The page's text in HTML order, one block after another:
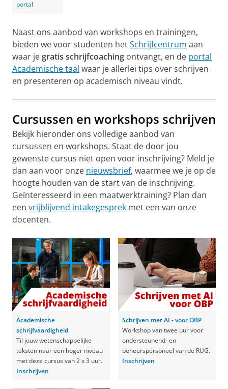
portal
Naast ons aanbod van workshops en trainingen,
bieden we voor studenten hetSchrijfcentrum aan
waar jegratis schrijfcoaching ontvangt, en de portal
Academische taal waar je allerlei tips over schrijven
en presenteren op academisch niveau vindt.
Cursussen en workshops schrijven
Bekijk hieronder ons volledige aanbod van
cursussen en workshops. Staat de door jou
gewenste cursus niet open voor inschrijving? Meld je
dan aan voor onze nieuwsbrief, waarmee we je op de
hoogte houden van de start van de inschrijving.
Geïnteresseerd in een maatwerktraining? Plan dan
een vrijblijvend intakegesprek met een van onze
docenten.
Academische
schrijfvaardigheid
Til jouw wetenschappelijke
teksten naar een hoger niveau
met deze cursus van 2 x 3 uur.
Inschrijven
Schrijven met AI - voor OBP
Workshop van twee uur voor
ondersteunend- en
beheerspersoneel van de RUG.
Inschrijven